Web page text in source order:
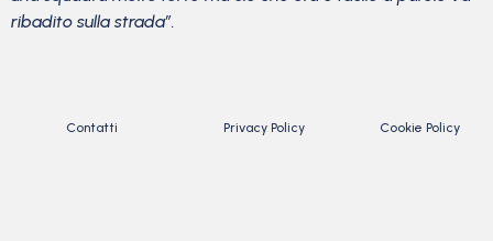
ribadito sulla strada”.
Contatti Privacy Policy Cookie Policy